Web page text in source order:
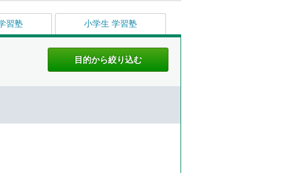
習塾 小学生 学習塾